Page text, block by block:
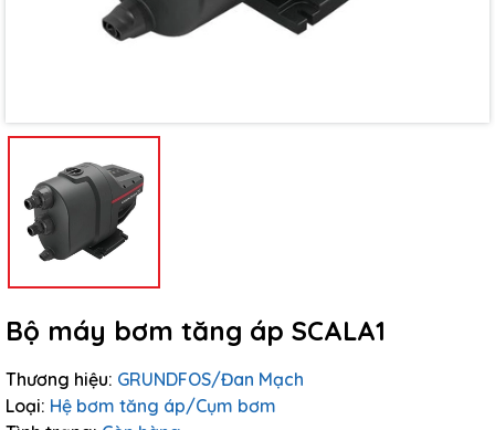
Bộ máy bơm tăng áp SCALA1
Thương hiệu: GRUNDFOS/Đan Mạch
Loại: Hệ bơm tăng áp/Cụm bơm